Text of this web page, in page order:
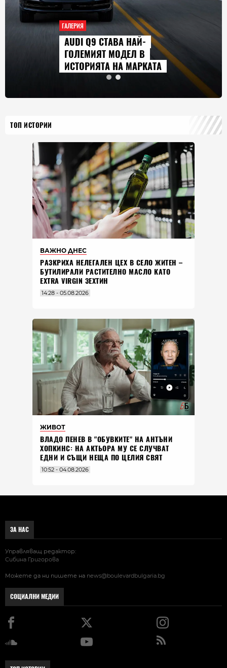
ГАЛЕРИЯ
AUDI Q9 СТАВА НАЙ-
ГОЛЕМИЯТ МОДЕЛ В
ИСТОРИЯТА НА МАРКАТА
ТОП ИСТОРИИ
ВАЖНО ДНЕС
РАЗКРИХА НЕЛЕГАЛЕН ЦЕХ В СЕЛО ЖИТЕН –
БУТИЛИРАЛИ РАСТИТЕЛНО МАСЛО КАТО
EXTRA VIRGIN ЗЕХТИН
14:28 - 05.08.2026
ЖИВОТ
ВЛАДO ПЕНЕВ В "ОБУВКИТЕ" НА АНТЪНИ
ХОПКИНС: НА АКТЬОРА МУ СЕ СЛУЧВАТ
ЕДНИ И СЪЩИ НЕЩА ПО ЦЕЛИЯ СВЯТ
10:52 - 04.08.2026
ЗА НАС
Управляващ редактор:
Сибина Григорова
Можете да ни пишете на news@boulevardbulgaria.bg
СОЦИАЛНИ МЕДИИ